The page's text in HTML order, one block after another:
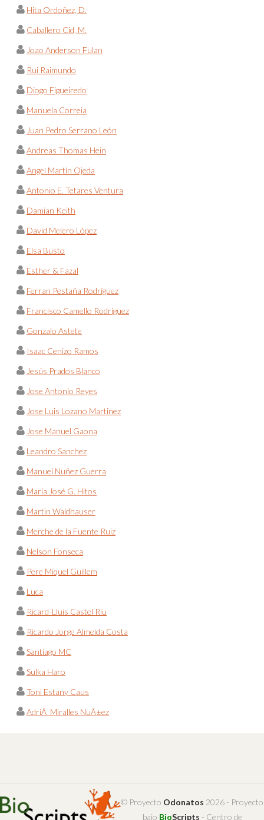
Hita Ordoñez, D.
Caballero Cid, M.
Joao Anderson Fulan
Rui Raimundo
Diogo Figueiredo
Manuela Correia
Juan Pedro Serrano León
Andreas Thomas Hein
Angel Martín Ojeda
Antonio E. Tetares Ventura
Damian Keith
David Melero López
Elsa Busto
Esther & Fazal
Ferran Pestaña Rodríguez
Francisco Camello Rodriguez
Gonzalo Astete
Isaac Cenizo Ramos
Jesús Prados Blanco
Jose Antonio Reyes
Jose Luis Lozano Martinez
Jose Manuel Gaona
Leandro Sanchez
Manuel Nuñez Guerra
María José G. Hitos
Martin Waldhauser
Merche de la Fuente Ruiz
Nelson Fonseca
Pere Miquel Guillem
Luca
Ricard-Lluis Castel Riu
Ricardo Jorge Almeida Costa
Santiago MC
Sulka Haro
Toni Estany Caus
AdriÃ Miralles NuÃ±ez
© Proyecto Odonatos 2026 - Proyecto
bajo BioScripts - Centro de